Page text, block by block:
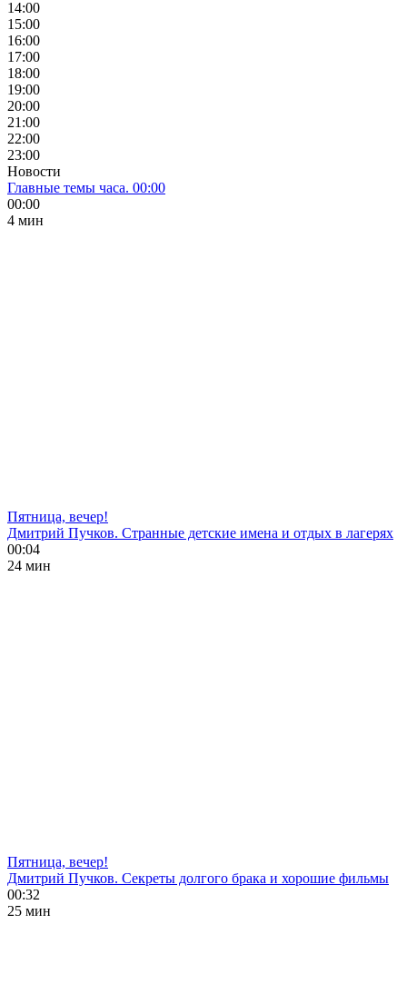
14:00
15:00
16:00
17:00
18:00
19:00
20:00
21:00
22:00
23:00
Новости
Главные темы часа. 00:00
00:00
4 мин
Пятница, вечер!
Дмитрий Пучков. Странные детские имена и отдых в лагерях
00:04
24 мин
Пятница, вечер!
Дмитрий Пучков. Секреты долгого брака и хорошие фильмы
00:32
25 мин